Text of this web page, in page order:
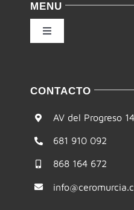
Condiciones de uso
Accesibilidad
Mapa del sitio
MENU
Toggle
Navigation
Te ayudamos
Formación
CONTACTO
AV del Progreso
681 910 092
868 164 672